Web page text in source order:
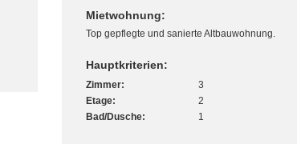
Mietwohnung:
Top gepflegte und sanierte Altbauwohnung.
Hauptkriterien:
Zimmer: 3
Etage:
2
Bad/Dusche:
1